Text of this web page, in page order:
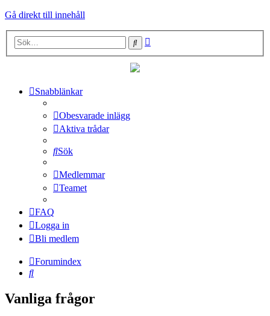
Gå direkt till innehåll
Sök
Snabblänkar
Obesvarade inlägg
Aktiva trådar
Sök
Medlemmar
Teamet
FAQ
Logga in
Bli medlem
Forumindex
Sök
Vanliga frågor